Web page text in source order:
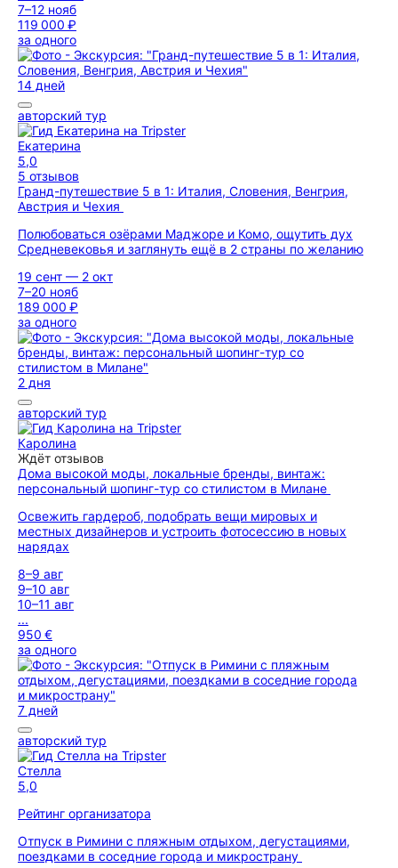
7–12 нояб
119 000 ₽
за одного
14 дней
авторский тур
Екатерина
5,0
5 отзывов
Гранд-путешествие 5 в 1: Италия, Словения, Венгрия,
Австрия и Чехия
Полюбоваться озёрами Маджоре и Комо, ощутить дух
Средневековья и заглянуть ещё в 2 страны по желанию
19 сент — 2 окт
7–20 нояб
189 000 ₽
за одного
2 дня
авторский тур
Каролина
Ждёт отзывов
Дома высокой моды, локальные бренды, винтаж:
персональный шопинг-тур со стилистом в Милане
Освежить гардероб, подобрать вещи мировых и
местных дизайнеров и устроить фотосессию в новых
нарядах
8–9 авг
9–10 авг
10–11 авг
...
950 €
за одного
7 дней
авторский тур
Стелла
5,0
Рейтинг организатора
Отпуск в Римини с пляжным отдыхом, дегустациями,
поездками в соседние города и микространу